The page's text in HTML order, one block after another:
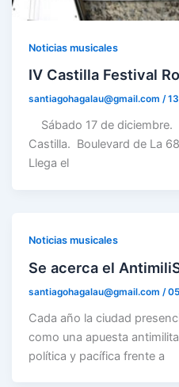
Noticias musicales
IV Castilla Festival
santiagohagalau@gmail.com/
Sábado 17 de diciembre.
Castilla. Boulevard de La
Llega el
Noticias musicales
Se acerca el
santiagohagalau@gmail.com /
Cada año la ciudad
como una apuesta
política y pacífica frente a